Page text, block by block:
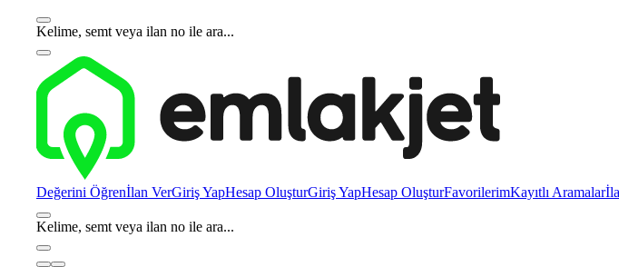
Kelime, semt veya ilan no ile ara...
Değerini Öğrenİlan VerGiriş YapHesap OluşturGiriş YapHesap OluşturFavorilerimKayıtlı Aramalar
Kelime, semt veya ilan no ile ara...